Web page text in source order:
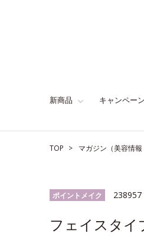
新商品 キャンペーン
TOP マガジン（美容情報
ポイントメイク
フェイスタイ